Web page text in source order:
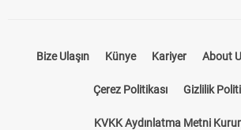
Bize Ulaşın Künye Kariyer About
Çerez Politikası Gizlilik
KVKK Aydınlatma Metni